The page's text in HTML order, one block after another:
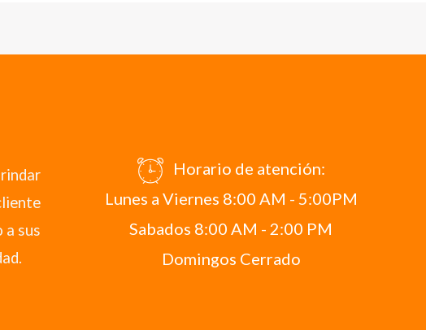
a sus
Horario de atención:
Lunes a Viernes 8:00 AM - 5:00PM
Sabados 8:00 AM - 2:00 PM
Domingos Cerrado